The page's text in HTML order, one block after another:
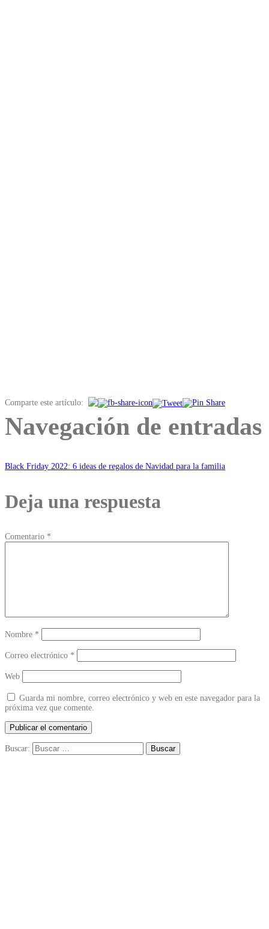
Comparte este artículo:
Navegación de entradas
Black Friday 2022: 6 ideas de regalos de Navidad para la familia
Deja una respuesta
Comentario *
Nombre *
Correo electrónico *
Web
Guarda mi nombre, correo electrónico y web en este navegador para la
próxima vez que comente.
Buscar: